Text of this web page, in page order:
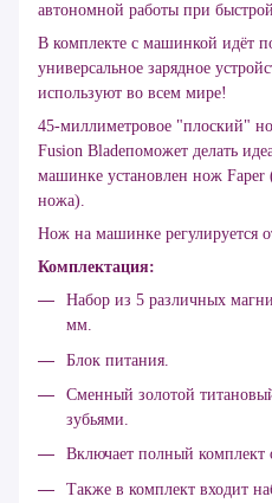
автономной работы при быстрой
В комплекте с машинкой идёт
универсальное зарядное
используют во всем мире!
45-миллиметровое "плоский"
Fusion Bladeпоможет делать
машинке установлен нож Faper
ножа).
Нож на машинке регулируется
Комплектация:
Набор из 5 различных
мм.
Блок питания.
Сменный золотой
зубьями.
Включает полный комплект
Также в комплект входит